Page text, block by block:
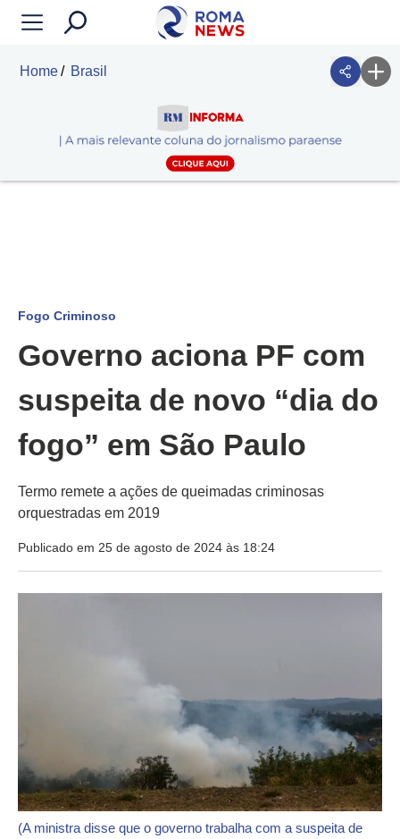
Home Brasil
Fogo Criminoso
Governo aciona PF com
suspeita de novo “dia do
fogo” em São Paulo
Termo remete a ações de queimadas criminosas
orquestradas em 2019
Publicado em 25 de agosto de 2024 às 18:24
(A ministra disse que o governo trabalha com a suspeita de